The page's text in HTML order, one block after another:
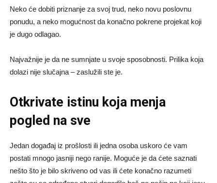
Neko će dobiti priznanje za svoj trud, neko novu poslovnu
ponudu, a neko mogućnost da konačno pokrene projekat koji
je dugo odlagao.
Najvažnije je da ne sumnjate u svoje sposobnosti. Prilika koja
dolazi nije slučajna – zaslužili ste je.
Otkrivate istinu koja menja
pogled na sve
Jedan događaj iz prošlosti ili jedna osoba uskoro će vam
postati mnogo jasniji nego ranije. Moguće je da ćete saznati
nešto što je bilo skriveno od vas ili ćete konačno razumeti